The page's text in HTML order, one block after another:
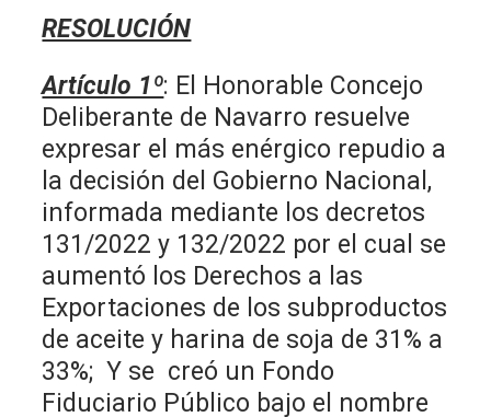
RESOLUCIÓN
Artículo 1º: El Honorable Concejo
Deliberante de Navarro resuelve
expresar el más enérgico repudio a
la decisión del Gobierno Nacional,
informada mediante los decretos
131/2022 y 132/2022 por el cual se
aumentó los Derechos a las
Exportaciones de los subproductos
de aceite y harina de soja de 31% a
33%; Y se creó un Fondo
Fiduciario Público bajo el nombre